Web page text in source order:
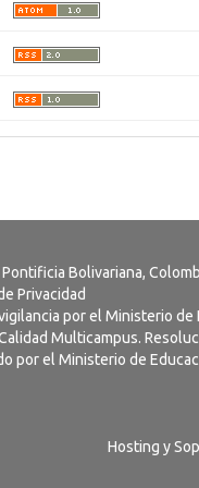
Bolivariana,
Privacidad
por el Ministerio de
Multicampus.
por el Ministerio de
Hosting y